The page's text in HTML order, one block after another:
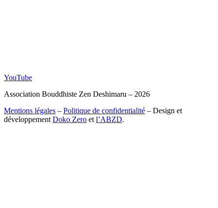
YouTube
Association Bouddhiste Zen Deshimaru – 2026
Mentions légales – Politique de confidentialité – Design et
développement Doko Zero et l’ABZD.